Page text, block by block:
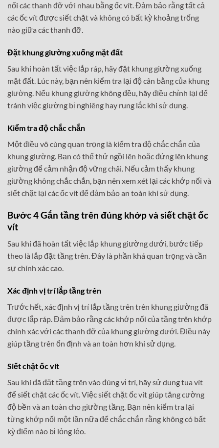
nối các thanh đỡ với nhau bằng ốc vít. Đảm bảo rằng tất cả
các ốc vít được siết chặt và không có bất kỳ khoảng trống
nào giữa các thanh đỡ.
Đặt khung giường xuống mặt đất
Sau khi hoàn tất việc lắp ráp, hãy đặt khung giường xuống
mặt đất. Lúc này, bạn nên kiểm tra lại độ cân bằng của khung
giường. Nếu khung giường không đều, hãy điều chỉnh lại để
tránh việc giường bị nghiêng hay rung lắc khi sử dụng.
Kiểm tra độ chắc chắn
Một điều vô cùng quan trọng là kiểm tra độ chắc chắn của
khung giường. Bạn có thể thử ngồi lên hoặc đứng lên khung
giường để cảm nhận độ vững chãi. Nếu cảm thấy khung
giường không chắc chắn, bạn nên xem xét lại các khớp nối và
siết chặt lại các ốc vít để đảm bảo an toàn khi sử dụng.
Bước 4 Gắn tầng trên đúng khớp và siết chặt ốc
vít
Sau khi đã hoàn tất việc lắp khung giường dưới, bước tiếp
theo là lắp đặt tầng trên. Đây là phần khá quan trọng và cần
sự chính xác cao.
Xác định vị trí lắp tầng trên
Trước hết, xác định vị trí lắp tầng trên trên khung giường đã
được lắp ráp. Đảm bảo rằng các khớp nối của tầng trên khớp
chính xác với các thanh đỡ của khung giường dưới. Điều này
giúp tầng trên ổn định và an toàn hơn khi sử dụng.
Siết chặt ốc vít
Sau khi đã đặt tầng trên vào đúng vị trí, hãy sử dụng tua vít
để siết chặt các ốc vít. Việc siết chặt ốc vít giúp tăng cường
độ bền và an toàn cho giường tầng. Bạn nên kiểm tra lại
từng khớp nối một lần nữa để chắc chắn rằng không có bất
kỳ điểm nào bị lỏng lẻo.